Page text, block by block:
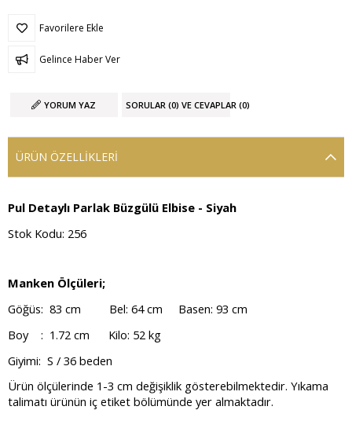
Favorilere Ekle
Gelince Haber Ver
YORUM YAZ SORULAR (0) VE CEVAPLAR (0)
ÜRÜN ÖZELLIKLERI
Pul Detaylı Parlak Büzgülü Elbise - Siyah
Stok Kodu: 256
Manken Ölçüleri;
Göğüs: 83 cm Bel: 64 cm Basen: 93 cm
Boy : 1.72 cm Kilo: 52 kg
Giyimi: S / 36 beden
Ürün ölçülerinde 1-3 cm değişiklik gösterebilmektedir. Yıkama
talimatı ürünün iç etiket bölümünde yer almaktadır.